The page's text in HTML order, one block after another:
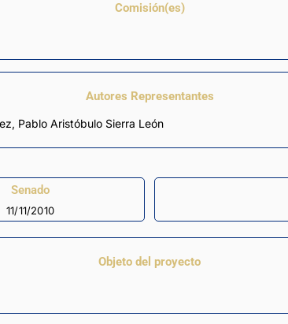
Comisión(es)
Autores Representantes
, Pablo Aristóbulo Sierra León
Senado
11/11/2010
Objeto del proyecto